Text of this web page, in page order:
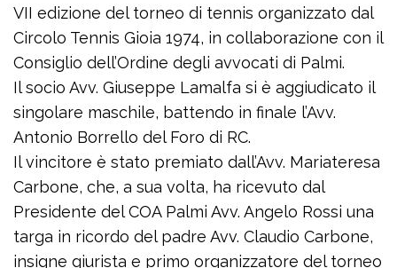
VII edizione del torneo di tennis organizzato dal
Circolo Tennis Gioia 1974, in collaborazione con il
Consiglio dell’Ordine degli avvocati di Palmi.
Il socio Avv. Giuseppe Lamalfa si è aggiudicato il
singolare maschile, battendo in finale l’Avv.
Antonio Borrello del Foro di RC.
Il vincitore è stato premiato dall’Avv. Mariateresa
Carbone, che, a sua volta, ha ricevuto dal
Presidente del COA Palmi Avv. Angelo Rossi una
targa in ricordo del padre Avv. Claudio Carbone,
insigne giurista e primo organizzatore del torneo